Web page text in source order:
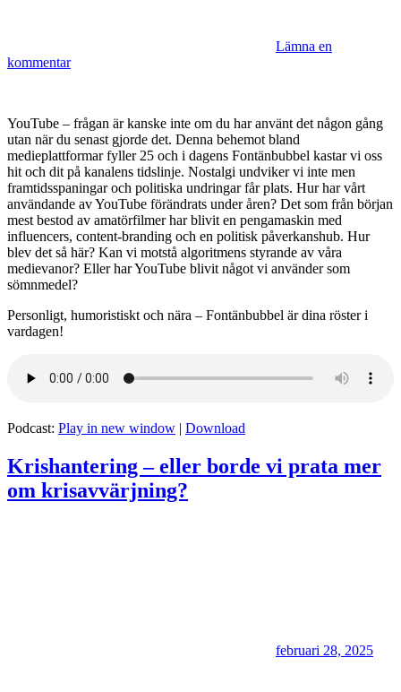
Lämna en
kommentar
YouTube – frågan är kanske inte om du har använt det någon gång
utan när du senast gjorde det. Denna behemot bland
medieplattformar fyller 25 och i dagens Fontänbubbel kastar vi oss
hit och dit på kanalens tidslinje. Nostalgi undviker vi inte men
framtidsspaningar och politiska undringar får plats. Hur har vårt
användande av YouTube förändrats under åren? Det som från början
mest bestod av amatörfilmer har blivit en pengamaskin med
influencers, content-branding och en politisk påverkanshub. Hur
blev det så här? Kan vi motstå algoritmens styrande av våra
medievanor? Eller har YouTube blivit något vi använder som
sömnmedel?
Personligt, humoristiskt och nära – Fontänbubbel är dina röster i
vardagen!
Podcast: Play in new window | Download
Krishantering – eller borde vi prata mer
om krisavvärjning?
februari 28, 2025